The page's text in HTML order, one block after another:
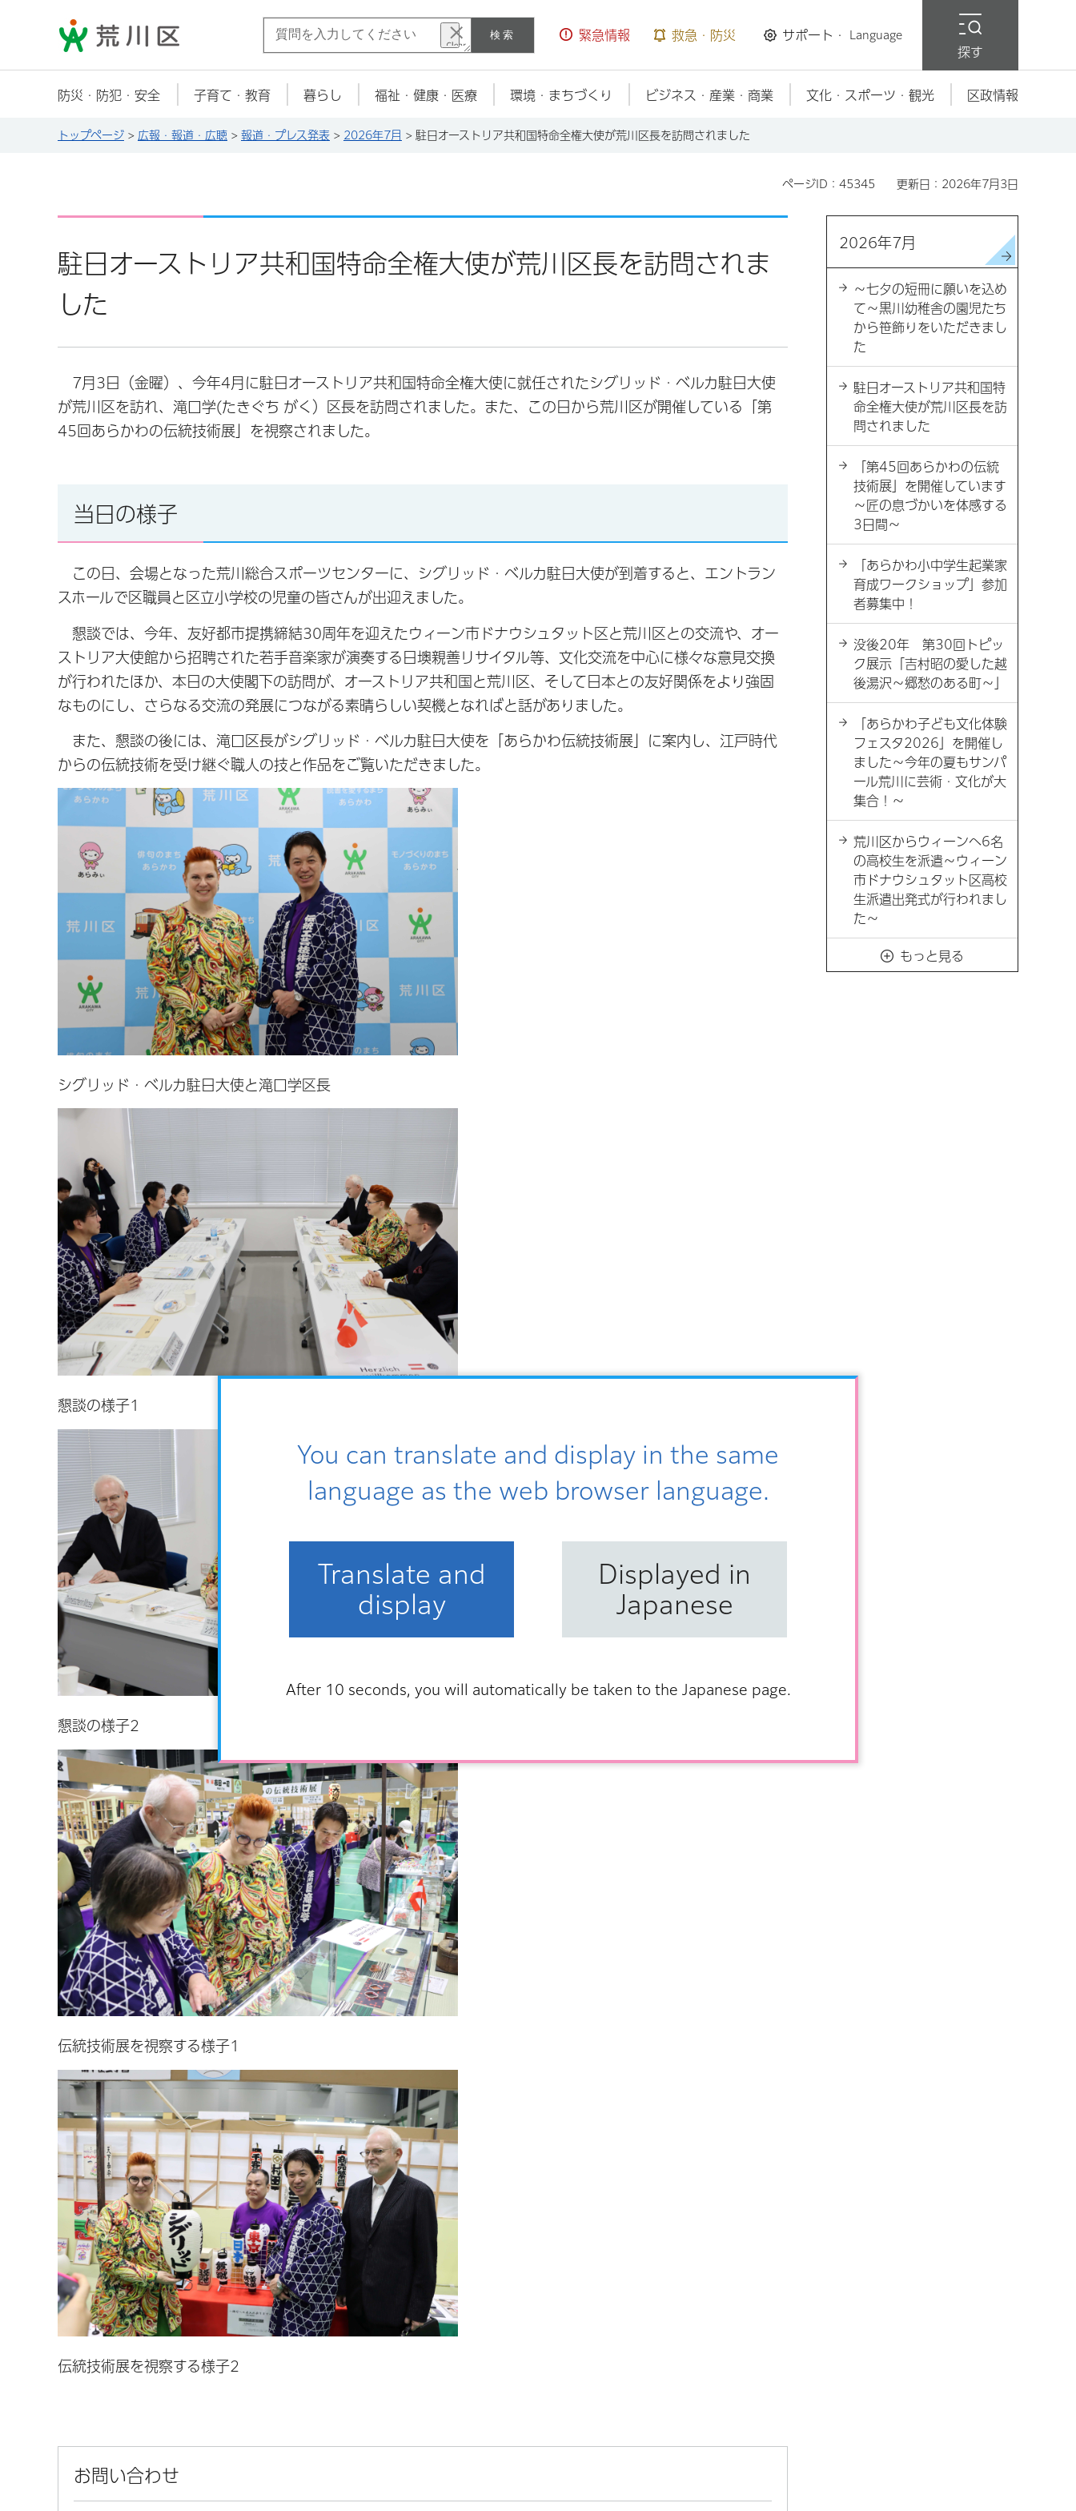
You can translate and display in the same
language as the web browser language.
Translate and
display
Displayed in
Japanese
After 10 seconds, you will automatically be taken to the Japanese page.
荒川区 検索 緊急情報 救急・防災 サポート・ Language
探す
防災・防犯・安全 子育て・教育 暮らし 福祉・健康・医療 環境・まちづくり ビジネス・産業・商業 文化・スポーツ・観光 区政情報
トップページ > 広報・報道・広聴 > 報道・プレス発表 > 2026年7月 > 駐日オーストリア共和国特命全権大使が荒川区長を訪問されました
ページID：45345 更新日：2026年7月3日
駐日オーストリア共和国特命全権大使が荒川区長を訪問されま
した
7月3日（金曜）、今年4月に駐日オーストリア共和国特命全権大使に就任されたシグリッド・ベルカ駐日大使
が荒川区を訪れ、滝口学(たきぐち がく）区長を訪問されました。また、この日から荒川区が開催している「第
45回あらかわの伝統技術展」を視察されました。
当日の様子
この日、会場となった荒川総合スポーツセンターに、シグリッド・ベルカ駐日大使が到着すると、エントラン
スホールで区職員と区立小学校の児童の皆さんが出迎えました。
懇談では、今年、友好都市提携締結30周年を迎えたウィーン市ドナウシュタット区と荒川区との交流や、オー
ストリア大使館から招聘された若手音楽家が演奏する日墺親善リサイタル等、文化交流を中心に様々な意見交換
が行われたほか、本日の大使閣下の訪問が、オーストリア共和国と荒川区、そして日本との友好関係をより強固
なものにし、さらなる交流の発展につながる素晴らしい契機となればと話がありました。
また、懇談の後には、滝口区長がシグリッド・ベルカ駐日大使を「あらかわ伝統技術展」に案内し、江戸時代
からの伝統技術を受け継ぐ職人の技と作品をご覧いただきました。
シグリッド・ベルカ駐日大使と滝口学区長
懇談の様子1
懇談の様子2
伝統技術展を視察する様子1
伝統技術展を視察する様子2
お問い合わせ
2026年7月
～七夕の短冊に願いを込め
て～黒川幼稚舎の園児たち
から笹飾りをいただきまし
た
駐日オーストリア共和国特
命全権大使が荒川区長を訪
問されました
「第45回あらかわの伝統
技術展」を開催しています
～匠の息づかいを体感する
3日間～
「あらかわ小中学生起業家
育成ワークショップ」参加
者募集中！
没後20年 第30回トピッ
ク展示「吉村昭の愛した越
後湯沢～郷愁のある町～」
「あらかわ子ども文化体験
フェスタ2026」を開催し
ました～今年の夏もサンパ
ール荒川に芸術・文化が大
集合！～
荒川区からウィーンへ6名
の高校生を派遣～ウィーン
市ドナウシュタット区高校
生派遣出発式が行われまし
た～
もっと見る